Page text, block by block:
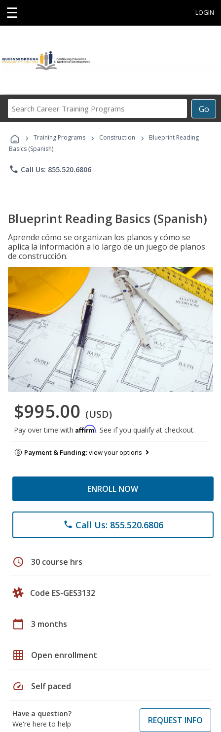
☰ LOGIN
Go
Career
Programs
› Training Programs › Construction ›
Blueprint Reading
Basics (Spanish)
phone Call Us: 855.520.6806
Blueprint Reading Basics (Spanish)
Aprende cómo se organizan los planos y cómo se
aplica la información a lo largo de un juego de planos
de construcción.
$995.00 (USD)
Pay over time with Affirm. See if you qualify at checkout.
Payment & Funding:view your options
ENROLL NOW
phone Call Us: 855.520.6806
schedule 30 course hrs
Code ES-GES3132
calendar_today 3 months
grid_on Open enrollment
speed Self paced
Have a question?
We're here to help
REQUEST INFO